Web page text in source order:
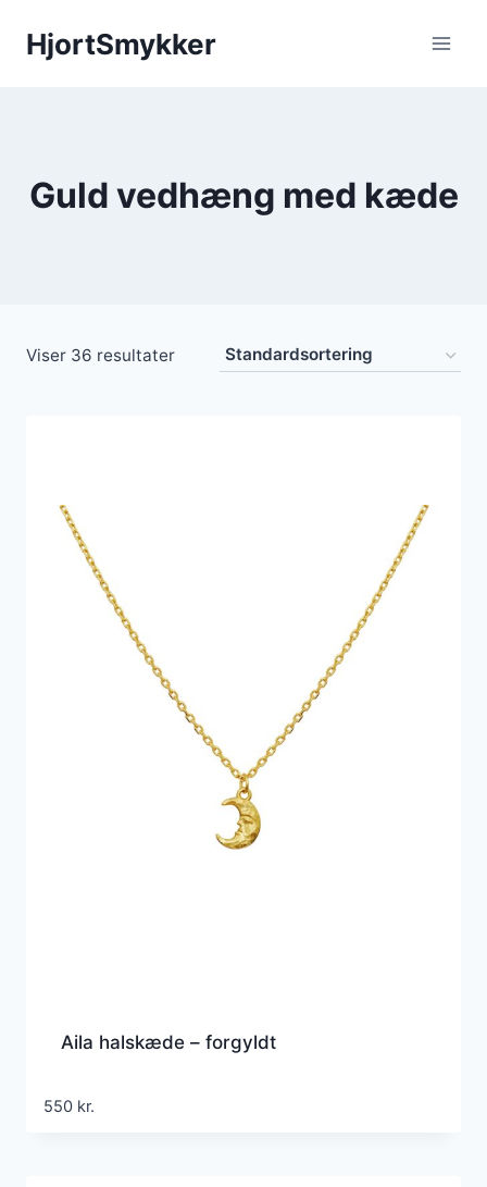
HjortSmykker
Guld vedhæng med kæde
Viser 36 resultater
Aila halskæde – forgyldt
550 kr.